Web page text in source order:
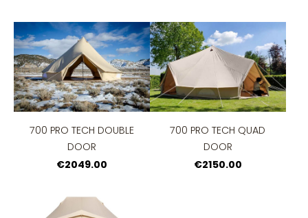
700 PRO TECH DOUBLE
DOOR
€2049.00
700 PRO TECH QUAD
DOOR
€2150.00